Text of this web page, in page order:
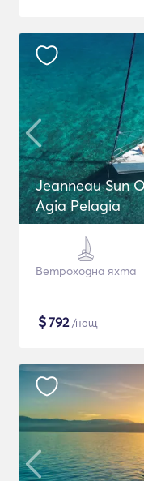
Jeanneau Sun
Agia Pelagia
Ветроходна яхта
$792/нощ